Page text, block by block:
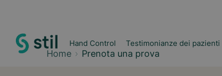
Hand Control Testimonianze dei pazienti
Home Prenota una prova